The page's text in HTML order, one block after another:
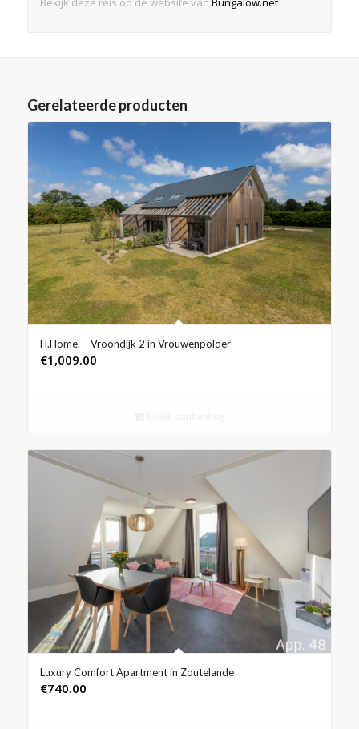
Gerelateerde producten
H.Home. – Vroondijk 2 in Vrouwenpolder
€1,009.00
Luxury Comfort Apartment in Zoutelande
€740.00